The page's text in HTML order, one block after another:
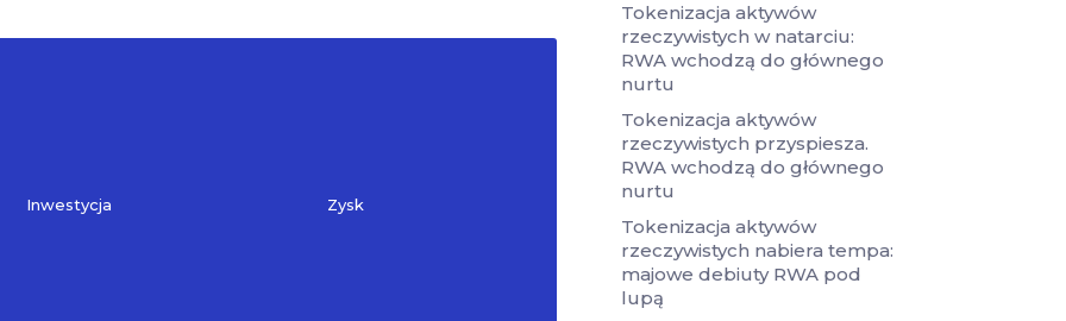
Inwestycja Zysk
Tokenizacja aktywów
rzeczywistych w natarciu:
RWA wchodzą do głównego
nurtu
Tokenizacja aktywów
rzeczywistych przyspiesza.
RWA wchodzą do głównego
nurtu
Tokenizacja aktywów
rzeczywistych nabiera tempa:
majowe debiuty RWA pod
lupą